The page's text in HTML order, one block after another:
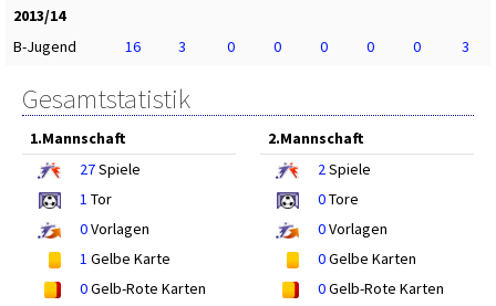
2013/14
B-Jugend
16 3 0 0 0 0 0 3
Gesamtstatistik
1.Mannschaft
27Spiele
1 Tor
0Vorlagen
1 Gelbe Karte
0Gelb-Rote Karten
2.Mannschaft
2Spiele
0Tore
0Vorlagen
0Gelbe Karten
0Gelb-Rote Karten